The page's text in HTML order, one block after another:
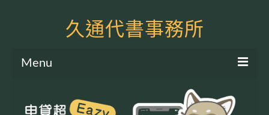
久通代書事務所
Menu